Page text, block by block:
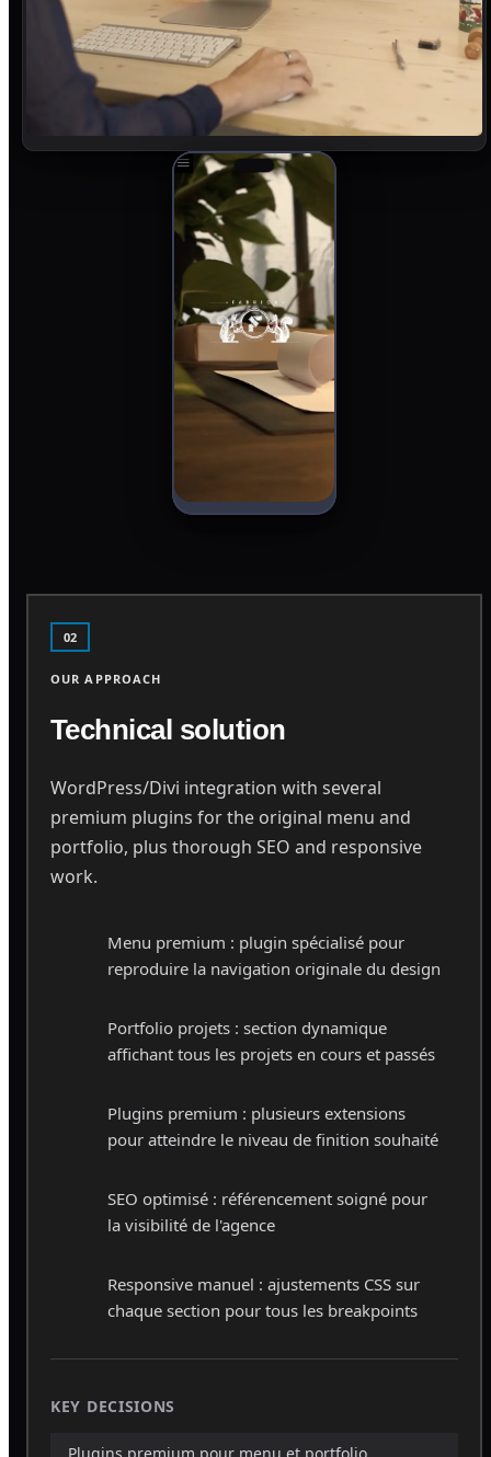
02
OUR APPROACH
Technical solution
WordPress/Divi integration with several
premium plugins for the original menu and
portfolio, plus thorough SEO and responsive
work.
Menu premium : plugin spécialisé pour
reproduire la navigation originale du design
Portfolio projets : section dynamique
affichant tous les projets en cours et passés
Plugins premium : plusieurs extensions
pour atteindre le niveau de finition souhaité
SEO optimisé : référencement soigné pour
la visibilité de l'agence
Responsive manuel : ajustements CSS sur
chaque section pour tous les breakpoints
KEY DECISIONS
Plugins premium pour menu et portfolio